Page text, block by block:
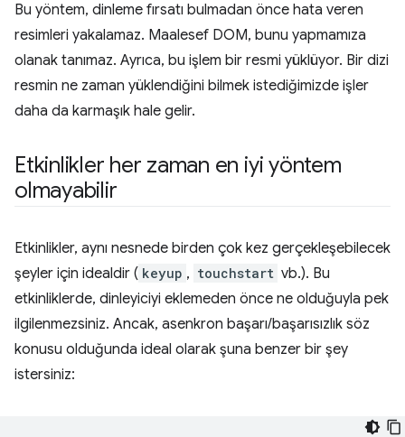
Bu yöntem, dinleme fırsatı bulmadan önce hata veren
resimleri yakalamaz. Maalesef DOM, bunu yapmamıza
olanak tanımaz. Ayrıca, bu işlem bir resmi yüklüyor. Bir dizi
resmin ne zaman yüklendiğini bilmek istediğimizde işler
daha da karmaşık hale gelir.
Etkinlikler her zaman en iyi yöntem
olmayabilir
Etkinlikler, aynı nesnede birden çok kez gerçekleşebilecek
şeyler için idealdir ( keyup , touchstart vb.). Bu
etkinliklerde, dinleyiciyi eklemeden önce ne olduğuyla pek
ilgilenmezsiniz. Ancak, asenkron başarı/başarısızlık söz
konusu olduğunda ideal olarak şuna benzer bir şey
istersiniz: